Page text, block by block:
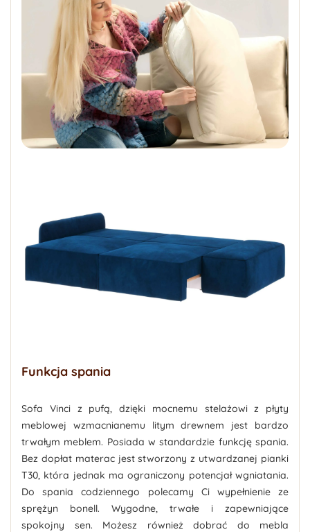
Funkcja spania
Sofa Vinci z pufą, dzięki mocnemu stelażowi z płyty
meblowej wzmacnianemu litym drewnem jest bardzo
trwałym meblem. Posiada w standardzie funkcję spania.
Bez dopłat materac jest stworzony z utwardzanej pianki
T30, która jednak ma ograniczony potencjał wgniatania.
Do spania codziennego polecamy Ci wypełnienie ze
sprężyn bonell. Wygodne, trwałe i zapewniające
spokojny sen. Możesz również dobrać do mebla